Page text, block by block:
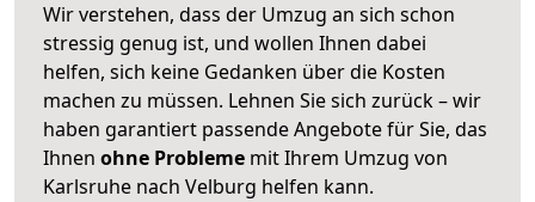
Wir verstehen, dass der Umzug an sich schon
stressig genug ist, und wollen Ihnen dabei
helfen, sich keine Gedanken über die Kosten
machen zu müssen. Lehnen Sie sich zurück – wir
haben garantiert passende Angebote für Sie, das
Ihnen ohne Probleme mit Ihrem Umzug von
Karlsruhe nach Velburg helfen kann.